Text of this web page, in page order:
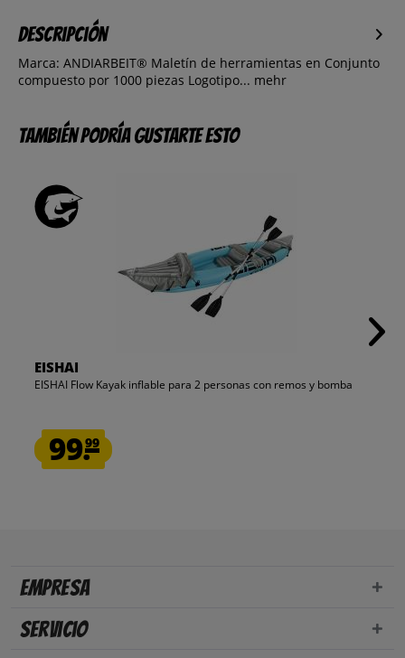
Descripción
Marca: ANDIARBEIT® Maletín de herramientas en Conjunto
compuesto por 1000 piezas Logotipo... mehr
También podría gustarte esto
EISHAI
EISHAI Flow Kayak inflable para 2 personas con remos y bomba
99.99
Empresa
Servicio